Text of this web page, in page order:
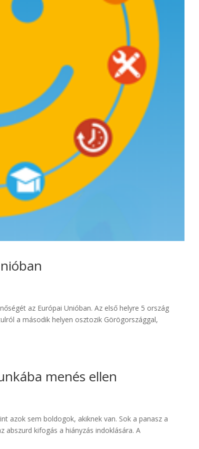
az Európai Unióban. Az első helyre 5 ország
a második helyen osztozik Görögországgal,
menés ellen
azok sem boldogok, akiknek van. Sok a panasz a
abszurd kifogás a hiányzás indoklására. A